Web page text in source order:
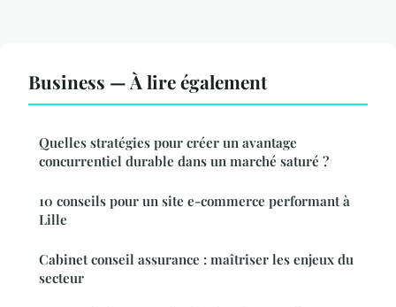
Business — À lire également
Quelles stratégies pour créer un avantage
concurrentiel durable dans un marché saturé ?
10 conseils pour un site e-commerce performant à
Lille
Cabinet conseil assurance : maîtriser les enjeux du
secteur